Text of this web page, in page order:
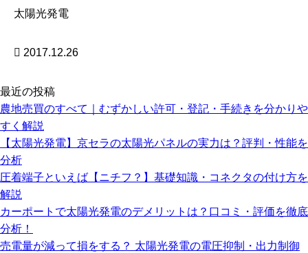
太陽光発電
2017.12.26
最近の投稿
農地売買のすべて｜むずかしい許可・登記・手続きを分かりや
すく解説
【太陽光発電】京セラの太陽光パネルの実力は？評判・性能を
分析
圧着端子といえば【ニチフ？】基礎知識・コネクタの付け方を
解説
カーポートで太陽光発電のデメリットは？口コミ・評価を徹底
分析！
売電量が減って損をする？ 太陽光発電の電圧抑制・出力制御